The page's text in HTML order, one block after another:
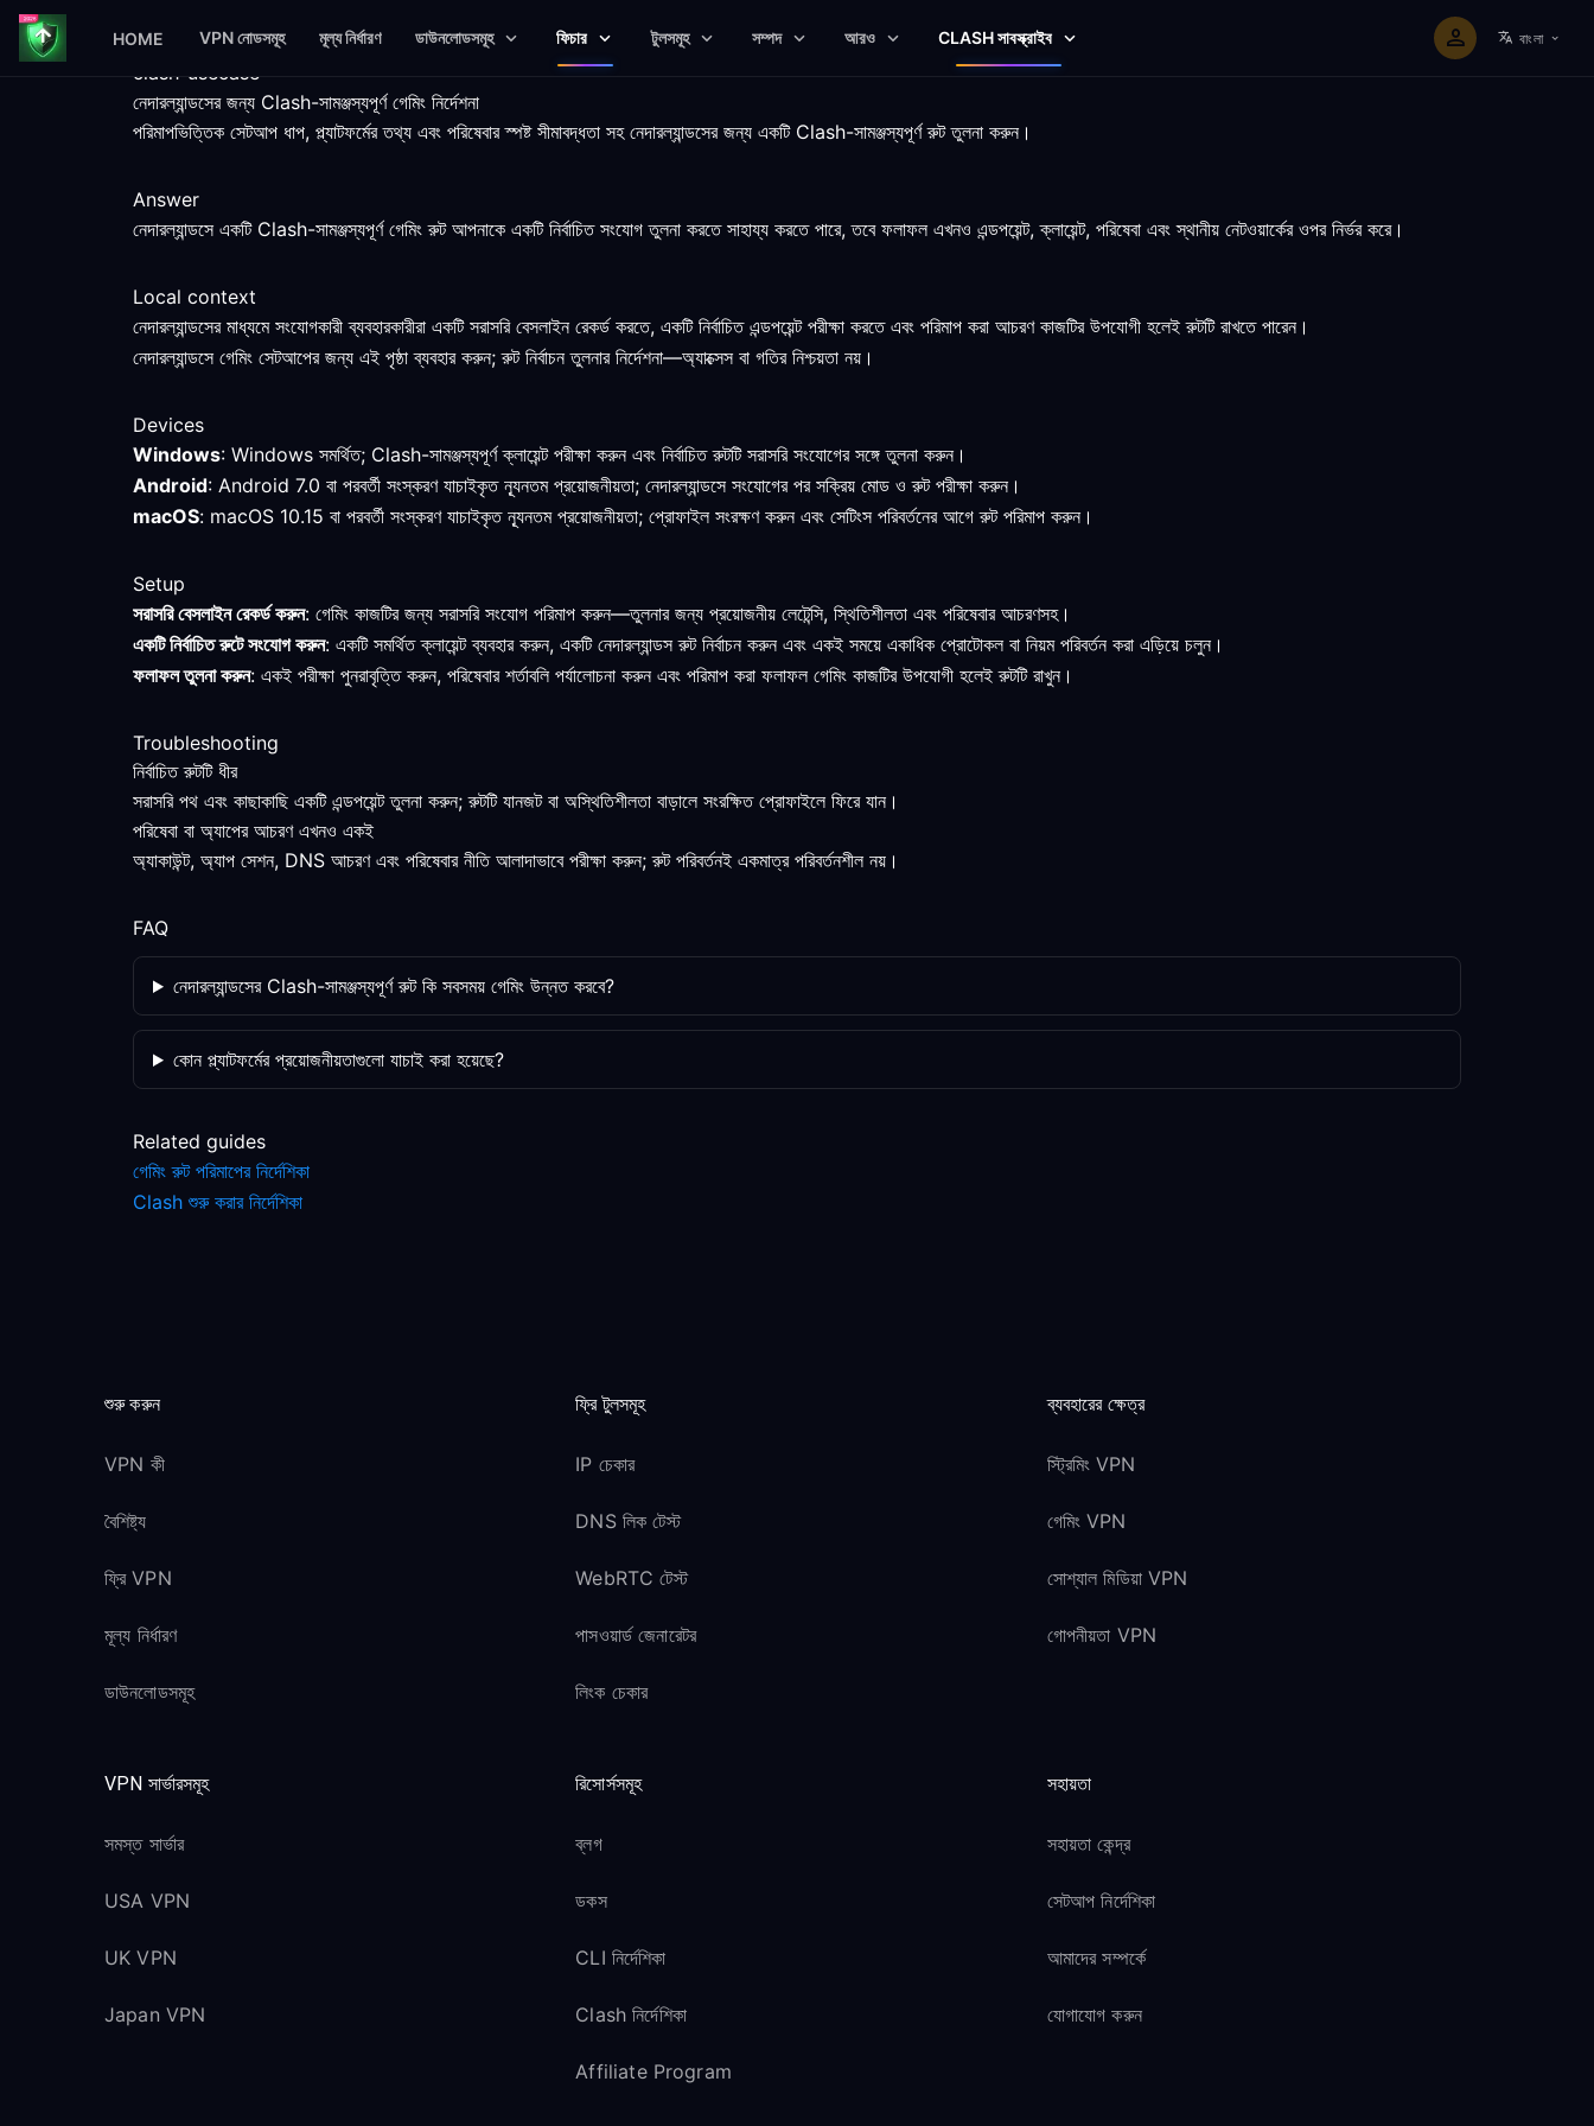
HOME VPN নোডসমূহ মূল্য নির্ধারণ ডাউনলোডসমূহ ফিচার টুলসমূহ সম্পদ আরও CLASH সাবস্ক্রাইব বাংলা
clash-usecase
নেদারল্যান্ডসের জন্য Clash-সামঞ্জস্যপূর্ণ গেমিং নির্দেশনা
পরিমাপভিত্তিক সেটআপ ধাপ, প্ল্যাটফর্মের তথ্য এবং পরিষেবার স্পষ্ট সীমাবদ্ধতা সহ নেদারল্যান্ডসের জন্য একটি Clash-সামঞ্জস্যপূর্ণ রুট তুলনা করুন।
Answer
নেদারল্যান্ডসে একটি Clash-সামঞ্জস্যপূর্ণ গেমিং রুট আপনাকে একটি নির্বাচিত সংযোগ তুলনা করতে সাহায্য করতে পারে, তবে ফলাফল এখনও এন্ডপয়েন্ট, ক্লায়েন্ট, পরিষেবা এবং স্থানীয় নেটওয়ার্কের ওপর নির্ভর করে।
Local context
নেদারল্যান্ডসের মাধ্যমে সংযোগকারী ব্যবহারকারীরা একটি সরাসরি বেসলাইন রেকর্ড করতে, একটি নির্বাচিত এন্ডপয়েন্ট পরীক্ষা করতে এবং পরিমাপ করা আচরণ কাজটির উপযোগী হলেই রুটটি রাখতে পারেন।
নেদারল্যান্ডসে গেমিং সেটআপের জন্য এই পৃষ্ঠা ব্যবহার করুন; রুট নির্বাচন তুলনার নির্দেশনা—অ্যাক্সেস বা গতির নিশ্চয়তা নয়।
Devices
Windows: Windows সমর্থিত; Clash-সামঞ্জস্যপূর্ণ ক্লায়েন্ট পরীক্ষা করুন এবং নির্বাচিত রুটটি সরাসরি সংযোগের সঙ্গে তুলনা করুন।
Android: Android 7.0 বা পরবর্তী সংস্করণ যাচাইকৃত ন্যূনতম প্রয়োজনীয়তা; নেদারল্যান্ডসে সংযোগের পর সক্রিয় মোড ও রুট পরীক্ষা করুন।
macOS: macOS 10.15 বা পরবর্তী সংস্করণ যাচাইকৃত ন্যূনতম প্রয়োজনীয়তা; প্রোফাইল সংরক্ষণ করুন এবং সেটিংস পরিবর্তনের আগে রুট পরিমাপ করুন।
Setup
সরাসরি বেসলাইন রেকর্ড করুন: গেমিং কাজটির জন্য সরাসরি সংযোগ পরিমাপ করুন—তুলনার জন্য প্রয়োজনীয় লেটেন্সি, স্থিতিশীলতা এবং পরিষেবার আচরণসহ।
একটি নির্বাচিত রুটে সংযোগ করুন: একটি সমর্থিত ক্লায়েন্ট ব্যবহার করুন, একটি নেদারল্যান্ডস রুট নির্বাচন করুন এবং একই সময়ে একাধিক প্রোটোকল বা নিয়ম পরিবর্তন করা এড়িয়ে চলুন।
ফলাফল তুলনা করুন: একই পরীক্ষা পুনরাবৃত্তি করুন, পরিষেবার শর্তাবলি পর্যালোচনা করুন এবং পরিমাপ করা ফলাফল গেমিং কাজটির উপযোগী হলেই রুটটি রাখুন।
Troubleshooting
নির্বাচিত রুটটি ধীর
সরাসরি পথ এবং কাছাকাছি একটি এন্ডপয়েন্ট তুলনা করুন; রুটটি যানজট বা অস্থিতিশীলতা বাড়ালে সংরক্ষিত প্রোফাইলে ফিরে যান।
পরিষেবা বা অ্যাপের আচরণ এখনও একই
অ্যাকাউন্ট, অ্যাপ সেশন, DNS আচরণ এবং পরিষেবার নীতি আলাদাভাবে পরীক্ষা করুন; রুট পরিবর্তনই একমাত্র পরিবর্তনশীল নয়।
FAQ
নেদারল্যান্ডসের Clash-সামঞ্জস্যপূর্ণ রুট কি সবসময় গেমিং উন্নত করবে?
কোন প্ল্যাটফর্মের প্রয়োজনীয়তাগুলো যাচাই করা হয়েছে?
Related guides
গেমিং রুট পরিমাপের নির্দেশিকা
Clash শুরু করার নির্দেশিকা
শুরু করুন
VPN কী
বৈশিষ্ট্য
ফ্রি VPN
মূল্য নির্ধারণ
ডাউনলোডসমূহ
ফ্রি টুলসমূহ
IP চেকার
DNS লিক টেস্ট
WebRTC টেস্ট
পাসওয়ার্ড জেনারেটর
লিংক চেকার
ব্যবহারের ক্ষেত্র
স্ট্রিমিং VPN
গেমিং VPN
সোশ্যাল মিডিয়া VPN
গোপনীয়তা VPN
VPN সার্ভারসমূহ
সমস্ত সার্ভার
USA VPN
UK VPN
Japan VPN
রিসোর্সসমূহ
ব্লগ
ডকস
CLI নির্দেশিকা
Clash নির্দেশিকা
Affiliate Program
সহায়তা
সহায়তা কেন্দ্র
সেটআপ নির্দেশিকা
আমাদের সম্পর্কে
যোগাযোগ করুন